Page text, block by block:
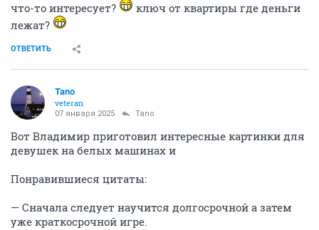
что-то интересует?
ключ от квартиры где деньги
лежат?
ОТВЕТИТЬ
Tano
veteran
07 января 2025 Tano
Вот Владимир приготовил интересные картинки для
девушек на белых машинах и
Понравившиеся цитаты:
— Сначала следует научится долгосрочной а затем
уже краткосрочной игре.